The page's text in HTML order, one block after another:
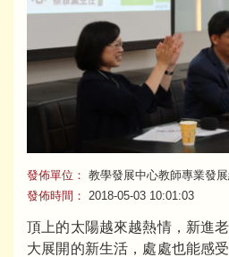
發佈單位： 教學發展中心教師專業發展
發佈時間：
2018-05-03 10:01:03
頂上的太陽越來越熱情，新進
大展開的新生活，處處也能感